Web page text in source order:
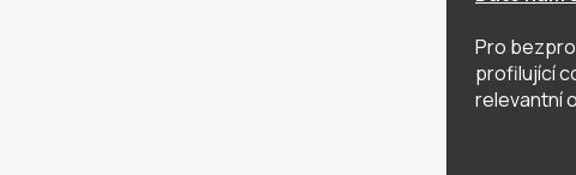
Pro
profilující
relevantní